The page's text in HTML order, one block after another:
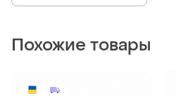
Похожие товары